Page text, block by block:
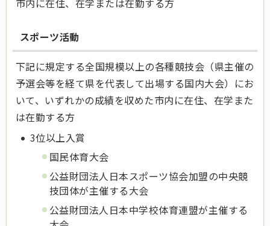
スポーツ活動
下記に規定する全国規模以上の各種競技会（県主催の
予選会等を経て県を代表して出場する国内大会）にお
いて、いずれかの成績を収めた市内に在住、在学また
は在勤する方
3位以上入賞
国民体育大会
公益財団法人日本スポーツ協会加盟の中央競
技団体が主催する大会
公益財団法人日本中学校体育連盟が主催する